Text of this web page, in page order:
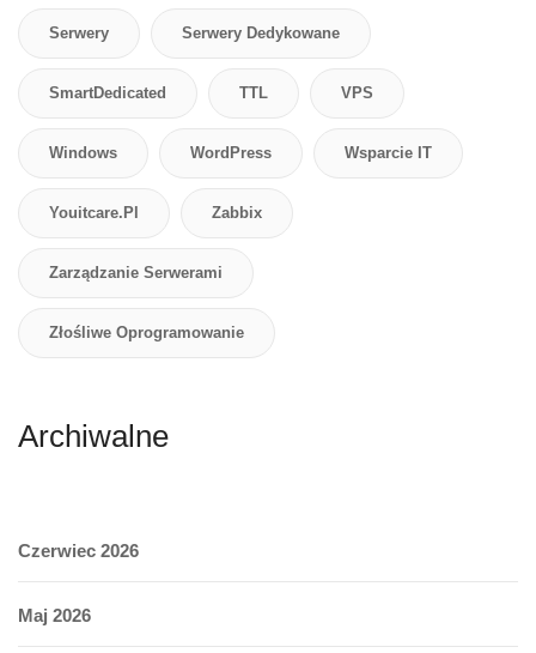
Serwery Serwery Dedykowane
SmartDedicated TTL VPS
Windows WordPress Wsparcie IT
Youitcare.pl Zabbix
Zarządzanie Serwerami
Złośliwe Oprogramowanie
Archiwalne
Czerwiec 2026
Maj 2026